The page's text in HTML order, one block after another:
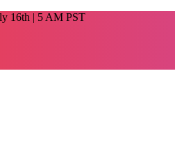
16th | 5 AM PST